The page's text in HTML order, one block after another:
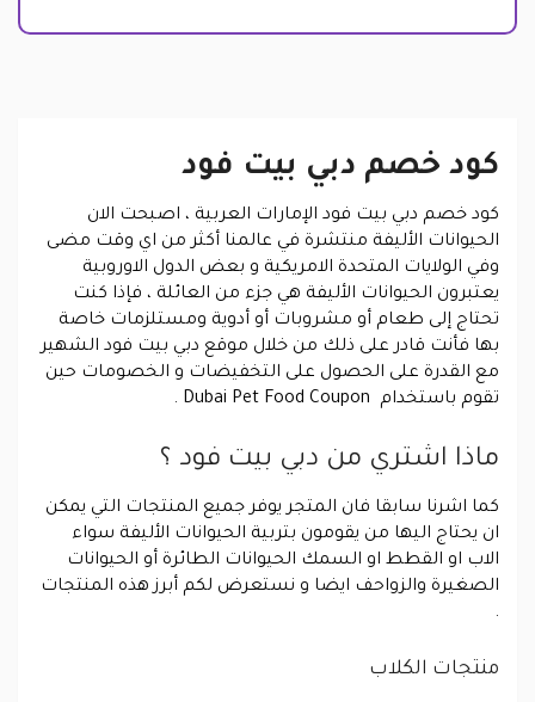
كود خصم دبي بيت فود
كود خصم دبي بيت فود الإمارات العربية ، اصبحت الان
الحيوانات الأليفة منتشرة في عالمنا أكثر من اي وقت مضى
وفي الولايات المتحدة الامريكية و بعض الدول الاوروبية
يعتبرون الحيوانات الأليفة هي جزء من العائلة ، فإذا كنت
تحتاج إلى طعام أو مشروبات أو أدوية ومستلزمات خاصة
بها فأنت قادر على ذلك من خلال موقع دبي بيت فود الشهير
مع القدرة على الحصول على التخفيضات و الخصومات حين
تقوم باستخدام Dubai Pet Food Coupon .
ماذا اشتري من دبي بيت فود ؟
كما اشرنا سابقا فان المتجر يوفر جميع المنتجات التي يمكن
ان يحتاج اليها من يقومون بتربية الحيوانات الأليفة سواء
الاب او القطط او السمك الحيوانات الطائرة أو الحيوانات
الصغيرة والزواحف ايضا و نستعرض لكم أبرز هذه المنتجات
.
منتجات الكلاب